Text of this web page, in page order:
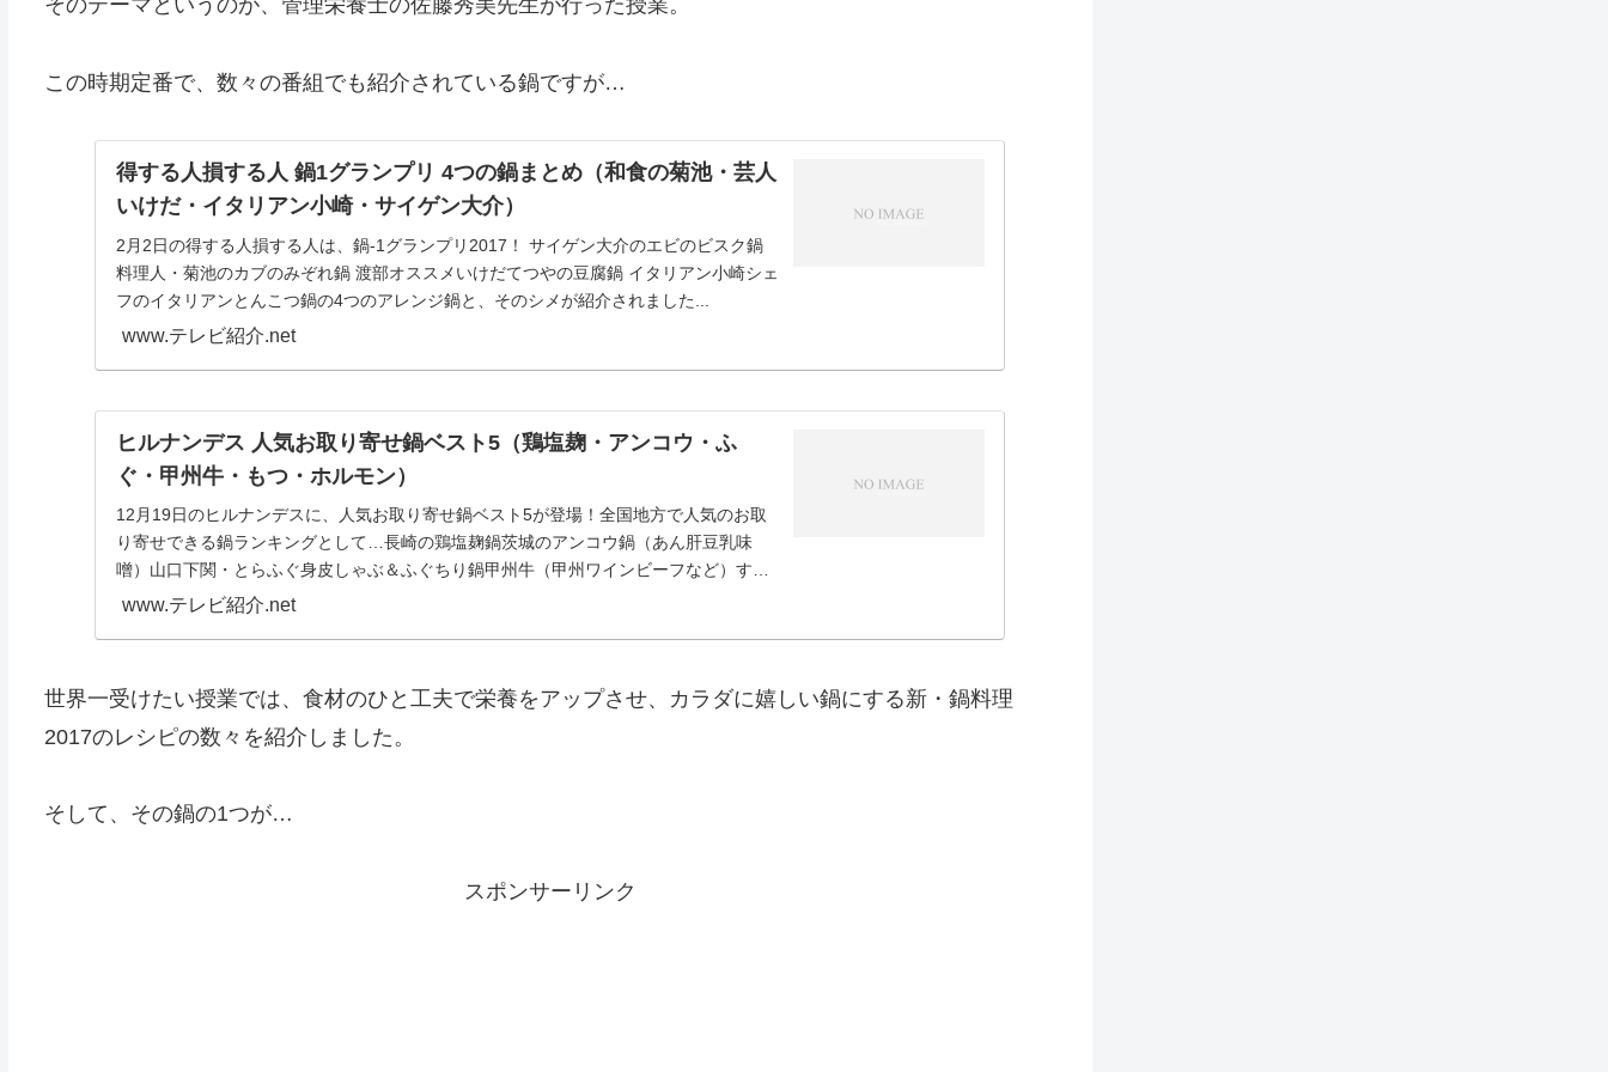
そのテーマというのが、管理栄養士の佐藤秀美先生が行った授業。
この時期定番で、数々の番組でも紹介されている鍋ですが…
得する人損する人 鍋1グランプリ 4つの鍋まとめ（和食の菊池・芸人
いけだ・イタリアン小崎・サイゲン大介）
2月2日の得する人損する人は、鍋-1グランプリ2017！ サイゲン大介のエビのビスク鍋
料理人・菊池のカブのみぞれ鍋 渡部オススメいけだてつやの豆腐鍋 イタリアン小崎シェ
フのイタリアンとんこつ鍋の4つのアレンジ鍋と、そのシメが紹介されました...
www.テレビ紹介.net
ヒルナンデス 人気お取り寄せ鍋ベスト5（鶏塩麹・アンコウ・ふ
ぐ・甲州牛・もつ・ホルモン）
12月19日のヒルナンデスに、人気お取り寄せ鍋ベスト5が登場！全国地方で人気のお取
り寄せできる鍋ランキングとして…長崎の鶏塩麹鍋茨城のアンコウ鍋（あん肝豆乳味
噌）山口下関・とらふぐ身皮しゃぶ＆ふぐちり鍋甲州牛（甲州ワインビーフなど）すき
焼き...
www.テレビ紹介.net
世界一受けたい授業では、食材のひと工夫で栄養をアップさせ、カラダに嬉しい鍋にする新・鍋料理
2017のレシピの数々を紹介しました。
そして、その鍋の1つが…
スポンサーリンク